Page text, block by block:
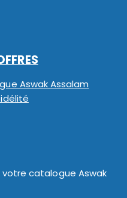
Aswak Assalam
catalogue Aswak